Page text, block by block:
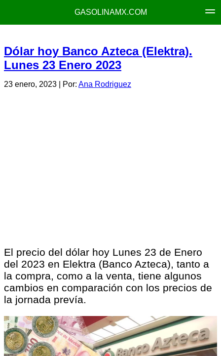
GASOLINAMX.COM
Dólar hoy Banco Azteca (Elektra).
Lunes 23 Enero 2023
23 enero, 2023 | Por: Ana Rodriguez
El precio del dólar hoy Lunes 23 de Enero
del 2023 en Elektra (Banco Azteca), tanto a
la compra, como a la venta, tiene algunos
cambios en comparación con los precios de
la jornada prevía.